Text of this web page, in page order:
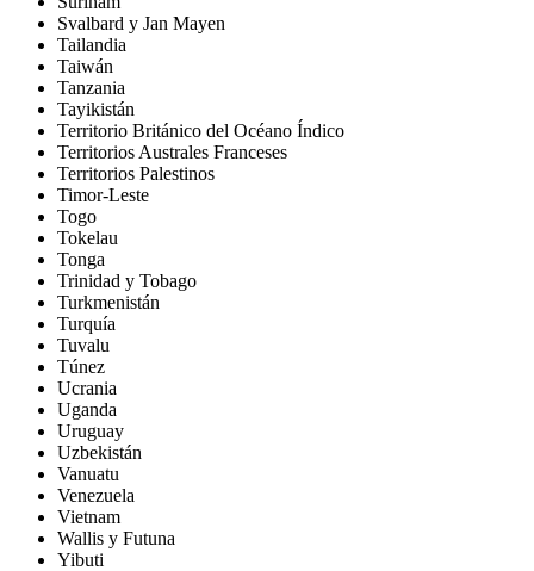
Svalbard y Jan Mayen
Tailandia
Taiwán
Tanzania
Tayikistán
Territorio Británico del Océano Índico
Territorios Australes Franceses
Territorios Palestinos
Timor-Leste
Togo
Tokelau
Tonga
Trinidad y Tobago
Turkmenistán
Turquía
Tuvalu
Túnez
Ucrania
Uganda
Uruguay
Uzbekistán
Vanuatu
Venezuela
Vietnam
Wallis y Futuna
Yibuti